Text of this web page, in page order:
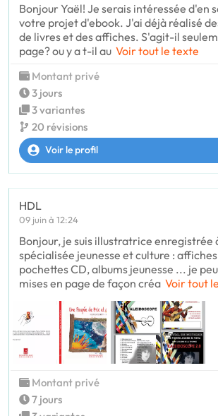
Bonjour Yaël! Je serais intéressée d'en
votre projet d'ebook. J'ai déjà réalisé
de livres et des affiches. S'agit-il
page? ou y a t-il au Voir tout le texte
Montant privé
3 jours
3 variantes
20 révisions
Voir le profil
HDL
09 juin à 12:24
Bonjour, je suis illustratrice enregistrée
spécialisée jeunesse et culture :
pochettes CD, albums jeunesse ... je
mises en page de façon créa Voir tout
Montant privé
7 jours